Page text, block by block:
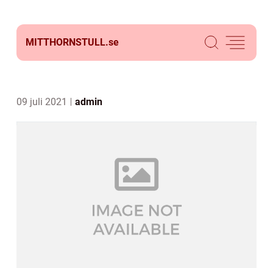
MITTHORNSTULL.se
09 juli 2021 admin